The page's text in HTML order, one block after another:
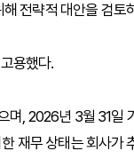
전략적 대안을 검토
용했다.
며, 2026년 3월 31일
재무 상태는 회사가